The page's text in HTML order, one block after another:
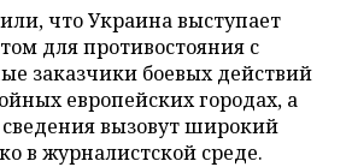
что Украина выступает
для противостояния с
заказчики боевых действий
европейских городах, а
вызовут широкий
в журналистской среде.